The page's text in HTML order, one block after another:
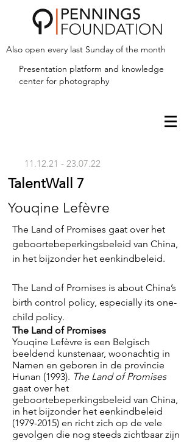
Also open every last Sunday of the month
Presentation platform and knowledge
center for photography
11.12.21 - 23.07.22
TalentWall 7
Youqine Lefèvre
The Land of Promises gaat over het
geboortebeperkingsbeleid van China,
in het bijzonder het eenkindbeleid.
The Land of Promises is about China’s
birth control policy, especially its one-
child policy.
The Land of Promises
Youqine Lefèvre is een Belgisch
beeldend kunstenaar, woonachtig in
Namen en geboren in de provincie
Hunan (1993). The Land of Promises
gaat over het
geboortebeperkingsbeleid van China,
in het bijzonder het eenkindbeleid
(1979-2015) en richt zich op de vele
gevolgen die nog steeds zichtbaar zijn